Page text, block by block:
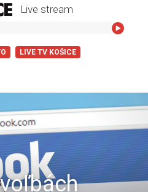
Live stream
LIVE TV KOŠICE